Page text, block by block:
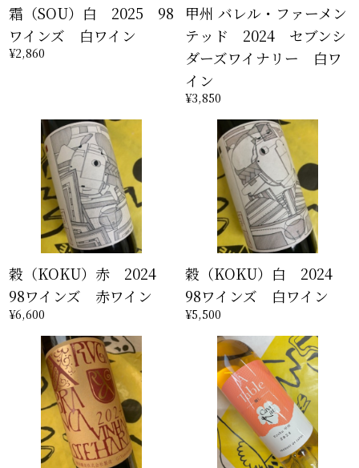
霜（SOU）白 2025 98
ワインズ 白ワイン
¥2,860
甲州 バレル・ファーメン
テッド 2024 セブンシ
ダーズワイナリー 白ワ
イン
¥3,850
穀（KOKU）赤 2024
98ワインズ 赤ワイン
¥6,600
穀（KOKU）白 2024
98ワインズ 白ワイン
¥5,500